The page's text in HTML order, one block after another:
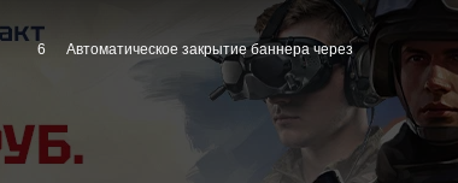
4 Автоматическое закрытие баннера через